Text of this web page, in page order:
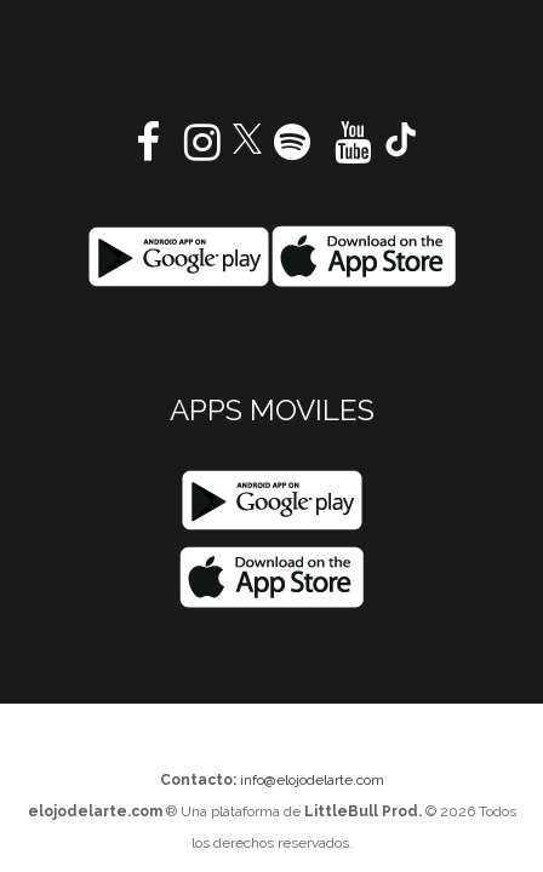
APPS MOVILES
Contacto: info@elojodelarte.com
elojodelarte.com® Una plataforma de LittleBull Prod.© 2026 Todos
los derechos reservados.